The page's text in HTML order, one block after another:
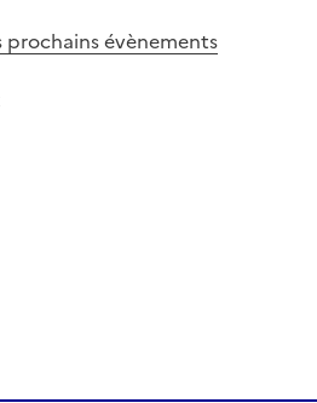
prochains évènements